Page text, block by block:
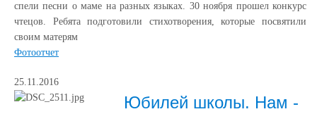
спели песни о маме на разных языках. 30 ноября прошел конкурс
чтецов. Ребята подготовили стихотворения, которые посвятили
своим матерям
Фотоотчет
25.11.2016
Юбилей школы. Нам -